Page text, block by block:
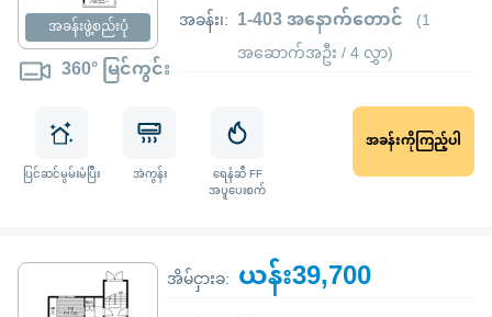
အခန်းဖွဲ့စည်းပုံ
360° မြင်ကွင်း
အခန်း၊: 1-403 အနောက်တောင် (1
အဆောက်အဦး / 4 လွှာ)
ပြင်ဆင်မွမ်းမံပြီး အဲကွန်း ရေနံဆီ FF
အပူပေးစက်
အခန်းကိုကြည့်ပါ
အိမ်ငှားခ: ယန်း39,700